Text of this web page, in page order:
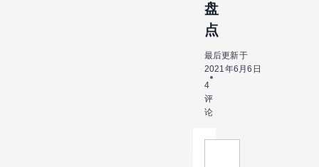
盘
点
最后更新于
2021年6月6日
4
评
论